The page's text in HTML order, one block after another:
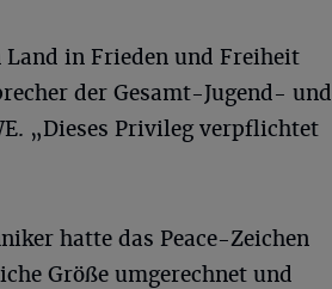
in Frieden und Freiheit
der Gesamt-Jugend- und
„Dieses Privileg verpflichtet
hatte das Peace-Zeichen
Größe umgerechnet und